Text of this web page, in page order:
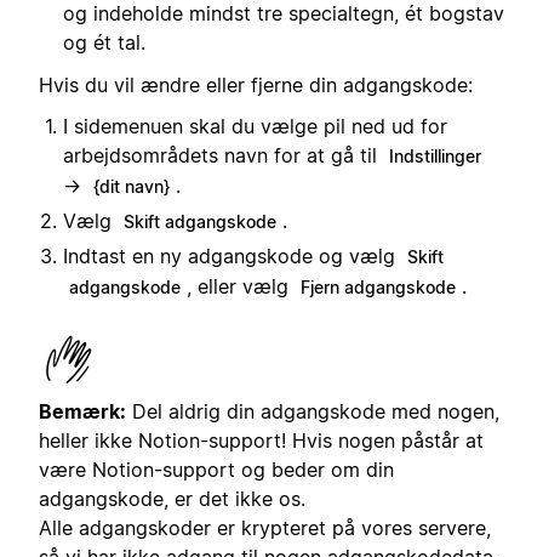
og indeholde mindst tre specialtegn, ét bogstav
og ét tal.
Hvis du vil ændre eller fjerne din adgangskode:
I sidemenuen skal du vælge pil ned ud for
arbejdsområdets navn for at gå til
Indstillinger
→ {dit navn} .
Vælg
Skift adgangskode .
Indtast en ny adgangskode og vælg
Skift
adgangskode , eller vælg Fjern adgangskode .
Bemærk: Del aldrig din adgangskode med nogen,
heller ikke Notion-support! Hvis nogen påstår at
være Notion-support og beder om din
adgangskode, er det ikke os.
Alle adgangskoder er krypteret på vores servere,